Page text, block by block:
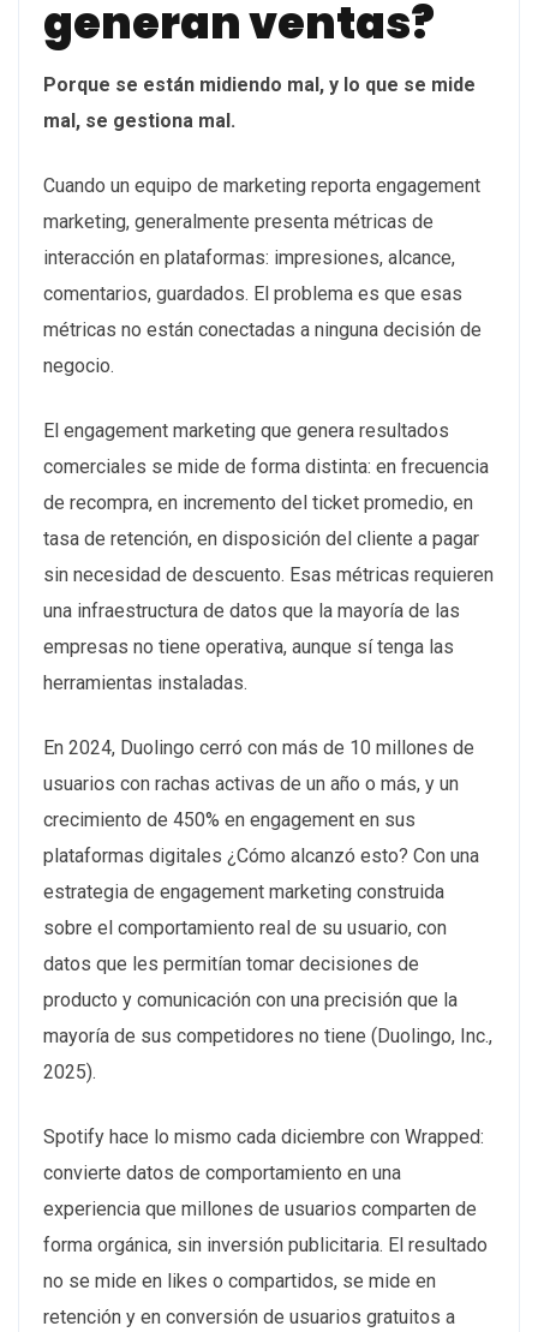
generan ventas?
Porque se están midiendo mal, y lo que se mide
mal, se gestiona mal.
Cuando un equipo de marketing reporta engagement
marketing, generalmente presenta métricas de
interacción en plataformas: impresiones, alcance,
comentarios, guardados. El problema es que esas
métricas no están conectadas a ninguna decisión de
negocio.
El engagement marketing que genera resultados
comerciales se mide de forma distinta: en frecuencia
de recompra, en incremento del ticket promedio, en
tasa de retención, en disposición del cliente a pagar
sin necesidad de descuento. Esas métricas requieren
una infraestructura de datos que la mayoría de las
empresas no tiene operativa, aunque sí tenga las
herramientas instaladas.
En 2024, Duolingo cerró con más de 10 millones de
usuarios con rachas activas de un año o más, y un
crecimiento de 450% en engagement en sus
plataformas digitales ¿Cómo alcanzó esto? Con una
estrategia de engagement marketing construida
sobre el comportamiento real de su usuario, con
datos que les permitían tomar decisiones de
producto y comunicación con una precisión que la
mayoría de sus competidores no tiene (Duolingo, Inc.,
2025).
Spotify hace lo mismo cada diciembre con Wrapped:
convierte datos de comportamiento en una
experiencia que millones de usuarios comparten de
forma orgánica, sin inversión publicitaria. El resultado
no se mide en likes o compartidos, se mide en
retención y en conversión de usuarios gratuitos a